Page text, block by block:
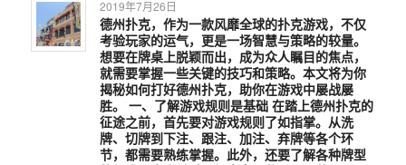
2019年7月26日
德州扑克，作为一款风靡全球的扑克游戏，不仅
考验玩家的运气，更是一场智慧与策略的较量。
想要在牌桌上脱颖而出，成为众人瞩目的焦点，
就需要掌握一些关键的技巧和策略。本文将为你
揭秘如何打好德州扑克，助你在游戏中屡战屡
胜。 一、了解游戏规则是基础 在踏上德州扑克的
征途之前，首先要对游戏规则了如指掌。从洗
牌、切牌到下注、跟注、加注、弃牌等各个环
节，都需要熟练掌握。此外，还要了解各种牌型